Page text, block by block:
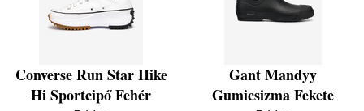
Converse Run Star Hike
Hi Sportcipő Fehér
Gant Mandyy
Gumicsizma Fekete